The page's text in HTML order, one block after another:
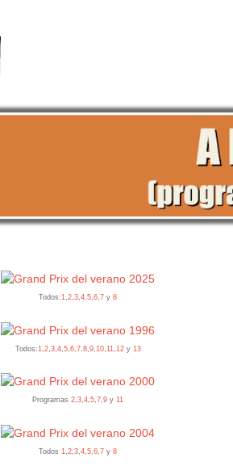
Todos: 1 ,2 ,3 ,4 ,5 ,6 ,7 y8
Todos: 1 2, 3, 4, 5, 6, 7, 8, 9, 10, 11 12y 13
Programas2,3,4,5,7,9 y11
Todos1,2,3,4,5,6,7 y8